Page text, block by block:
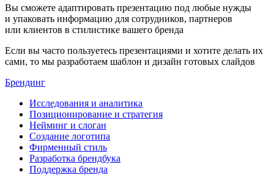
Вы сможете адаптировать презентацию под любые нужды
и упаковать информацию для сотрудников, партнеров
или клиентов в стилистике вашего бренда
Если вы часто пользуетесь презентациями и хотите делать их
сами, то мы разработаем шаблон и дизайн готовых слайдов
Брендинг
Исследования и аналитика
Позиционирование и стратегия
Нейминг и слоган
Создание логотипа
Фирменный стиль
Разработка брендбука
Поддержка бренда